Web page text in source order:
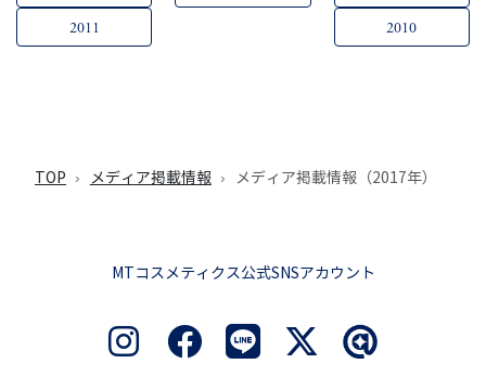
2011
2010
TOP メディア掲載情報 メディア掲載情報（2017年）
MTコスメティクス公式SNSアカウント